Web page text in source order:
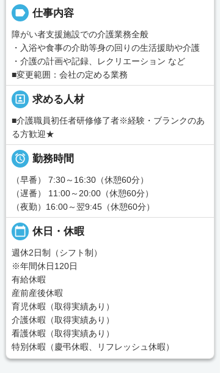
label 仕事内容
障がい者支援施設での介護業務全般
・入浴や食事の介助等身の回りの生活援助や介護
・介護の計画や記録、レクリエーション など
■変更範囲：会社の定める業務
portrait 求める人材
■介護職員初任者研修修了者※経験・ブランクのあ
る方歓迎★
 勤務時間
（早番） 7:30～16:30（休憩60分）
（遅番） 11:00～20:00（休憩60分）
（夜勤）16:00～翌9:45（休憩60分）
calendar_today 休日・休暇
週休2日制（シフト制）
※年間休日120日
有給休暇
産前産後休暇
育児休暇（取得実績あり）
介護休暇（取得実績あり）
看護休暇（取得実績あり）
特別休暇（慶弔休暇、リフレッシュ休暇）